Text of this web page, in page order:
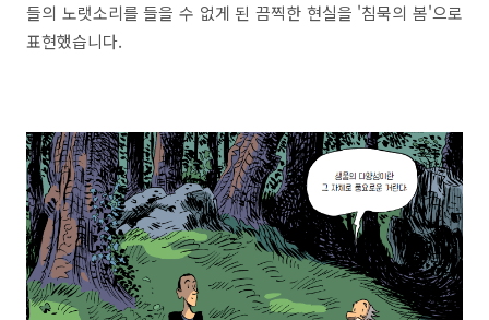
들의 노랫소리를 들을 수 없게 된 끔찍한 현실을 '침묵의 봄'으로
표현했습니다.